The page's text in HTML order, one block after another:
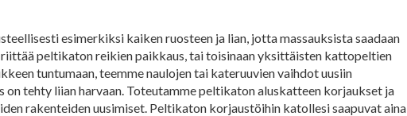
esimerkiksi kaiken ruosteen ja lian, jotta massauksista saadaan
peltikaton reikien paikkaus, tai toisinaan yksittäisten kattopeltien
tuntumaan, teemme naulojen tai kateruuvien vaihdot uusiin
tehty liian harvaan. Toteutamme peltikaton aluskatteen korjaukset ja
rakenteiden uusimiset. Peltikaton korjaustöihin katollesi saapuvat aina